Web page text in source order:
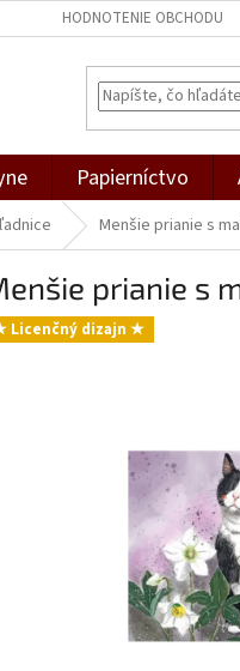
HODNOTENIE OBCHODU
Papierníctvo
Menšie prianie s
prianie s
Licenčný dizajn ★